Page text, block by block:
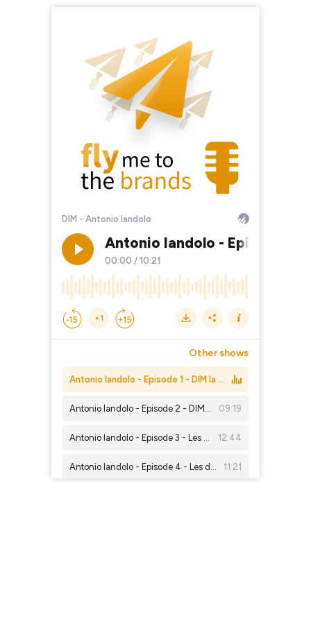
DIM - Antonio Iandolo
Antonio Iandolo - Episode 1 -
00:00 / 10:21
×1
Other shows
Antonio Iandolo - Episode 1 - DIM la marque love brand des français
Antonio Iandolo - Episode 2 - DIM Une marque innovante et genereuse 09:19
Antonio Iandolo - Episode 3 - Les innovations produit de la marque DIM 12:44
Antonio Iandolo - Episode 4 - Les dernieres evolutions de la marque DIM et son avenir 11:21